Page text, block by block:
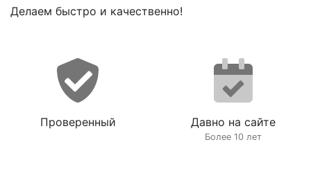
Делаем быстро и качественно!
Проверенный Давно на сайте
Более 10 лет